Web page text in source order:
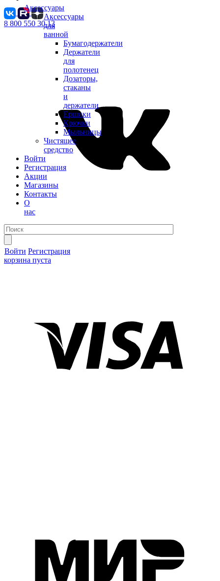
Аксессуары
Аксессуары
для
ванной
Бумагодержатели
Держатели
для
полотенец
Дозаторы,
стаканы
и
держатели
Ершики
Крючки
Мыльницы
Чистящее
средство
Войти
Регистрация
Акции
Магазины
Контакты
О
нас
Войти Регистрация
корзина пуста
8 800 550 30 13